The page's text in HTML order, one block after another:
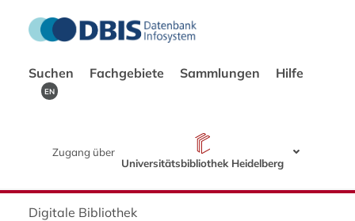
Suchen Fachgebiete Sammlungen Hilfe
EN
Zugang über
Universitätsbibliothek Heidelberg
Digitale Bibliothek